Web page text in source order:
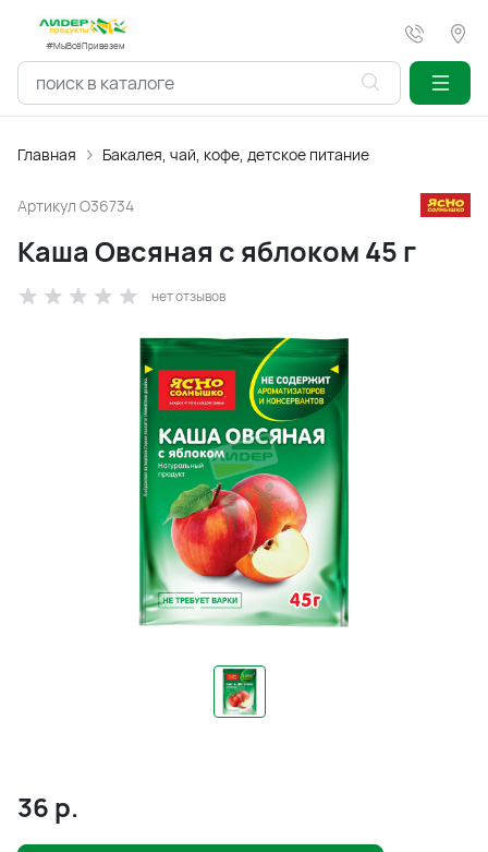
#МыВсёПривезем
Главная Бакалея, чай, кофе, детское питание
Артикул O36734
Каша Овсяная с яблоком 45 г
нет отзывов
36 р.